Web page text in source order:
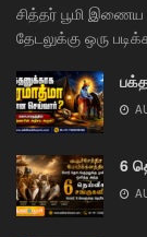
சித்தர் பூமி
தேடலுக்கு ஒரு
6